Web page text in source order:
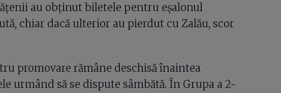
au obținut biletele pentru eșalonul
chiar dacă ulterior au pierdut cu Zalău, scor
promovare rămâne deschisă înaintea
urmând să se dispute sâmbătă. În Grupa a 2-